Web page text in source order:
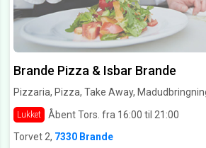
Brande Pizza & Isbar Brande
Pizzaria, Pizza, Take Away,
Lukket
Åbent Tors. fra 16:00 til 21:00
Torvet 2, 7330 Brande